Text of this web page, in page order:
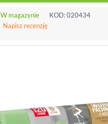
W magazynie KOD:020434
Napisz recenzję